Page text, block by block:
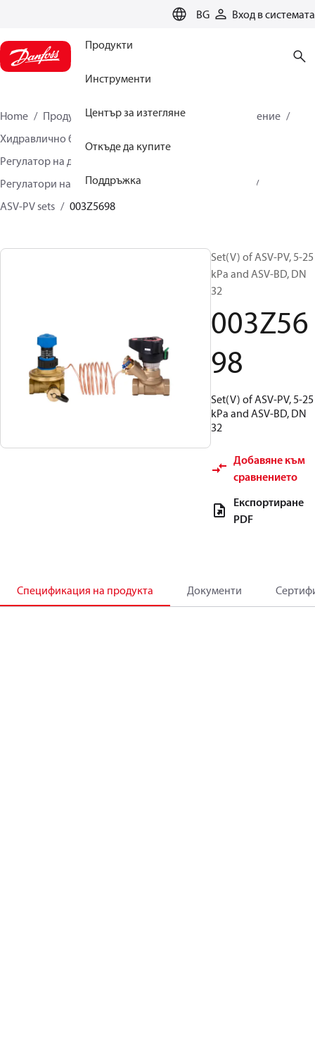
BG Вход в системата
Продукти
Инструменти
Център за изтегляне
Откъде да купите
Поддръжка
Home Продукти
Климатични решения за отопление
Хидравлично балансиране и контрол
Регулатор на диференциално налягане
Регулатори на диференциално налягане
ASV-PV sets
003Z5698
Set(V) of ASV-PV, 5-25
kPa and ASV-BD, DN
32
003Z56
98
Set(V) of ASV-PV, 5-25
kPa and ASV-BD, DN
32
Добавяне към
сравнението
Експортиране
PDF
Спецификация на продукта Документи